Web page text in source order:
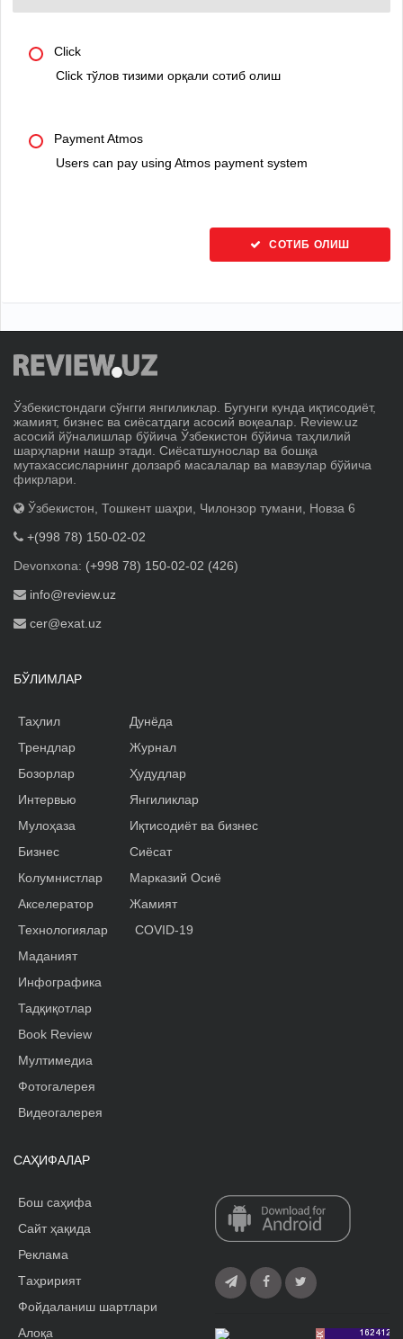
Click
Click тўлов тизими орқали сотиб олиш
Payment Atmos
Users can pay using Atmos payment system
СОТИБ ОЛИШ
Ўзбекистондаги сўнгги янгиликлар. Бугунги кунда иқтисодиёт,
жамият, бизнес ва сиёсатдаги асосий воқеалар. Review.uz
асосий йўналишлар бўйича Ўзбекистон бўйича таҳлилий
шарҳларни нашр этади. Сиёсатшунослар ва бошқа
мутахассисларнинг долзарб масалалар ва мавзулар бўйича
фикрлари.
Ўзбекистон, Тошкент шаҳри, Чилонзор тумани, Новза 6
+(998 78) 150-02-02
Devonxona: (+998 78) 150-02-02 (426)
info@review.uz
cer@exat.uz
БЎЛИМЛАР
Таҳлил
Трендлар
Бозорлар
Интервью
Мулоҳаза
Бизнес
Колумнистлар
Акселератор
Дунёда
Журнал
Ҳудудлар
Янгиликлар
Иқтисодиёт ва бизнес
Сиёсат
Марказий Осиё
Жамият
Технологиялар
Маданият
Инфографика
Тадқиқотлар
Book Review
Мултимедиа
Фотогалерея
Видеогалерея
COVID-19
САҲИФАЛАР
Бош саҳифа
Сайт ҳақида
Реклама
Tаҳририят
Фойдаланиш шартлари
Алоқа